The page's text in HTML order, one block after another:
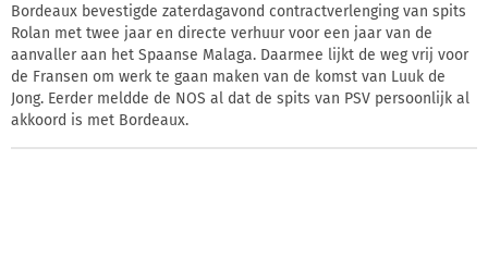
Bordeaux bevestigde zaterdagavond contractverlenging van spits
Rolan met twee jaar en directe verhuur voor een jaar van de
aanvaller aan het Spaanse Malaga. Daarmee lijkt de weg vrij voor
de Fransen om werk te gaan maken van de komst van Luuk de
Jong. Eerder meldde de NOS al dat de spits van PSV persoonlijk al
akkoord is met Bordeaux.